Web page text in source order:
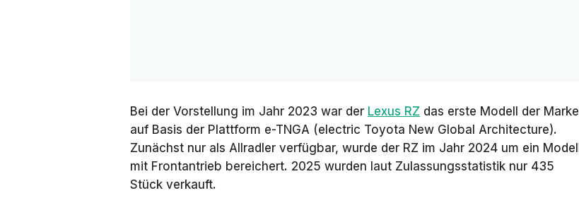
Bei der Vorstellung im Jahr 2023 war der Lexus RZ das erste Modell der Marke
auf Basis der Plattform e-TNGA (electric Toyota New Global Architecture).
Zunächst nur als Allradler verfügbar, wurde der RZ im Jahr 2024 um ein Modell
mit Frontantrieb bereichert. 2025 wurden laut Zulassungsstatistik nur 435
Stück verkauft.